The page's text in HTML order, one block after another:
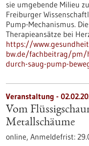
sie umgebende Milieu
Freiburger
Pump-Mechanismus.
Therapieansätze bei
https://
bw.de/fachbeitrag/pm/
durch-saug-pump-
Veranstaltung -
Vom
Metallschäume
online, Anmeldefrist: